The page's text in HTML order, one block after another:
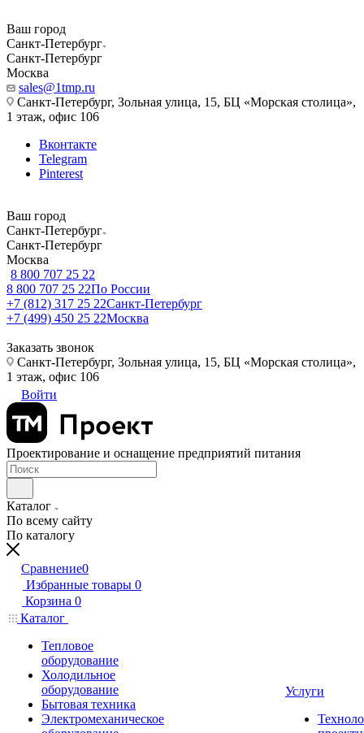
Ваш город
Санкт-Петербург
Санкт-Петербург
Москва
sales@1tmp.ru
Санкт-Петербург, Зольная улица, 15, БЦ «Морская столица»,
1 этаж, офис 106
Вконтакте
Telegram
Pinterest
Ваш город
Санкт-Петербург
Санкт-Петербург
Москва
8 800 707 25 22
8 800 707 25 22По России
+7 (812) 317 25 22Санкт-Петербург
+7 (499) 450 25 22Москва
Заказать звонок
Санкт-Петербург, Зольная улица, 15, БЦ «Морская столица»,
1 этаж, офис 106
Войти
Проектирование и оснащение предприятий питания
Каталог
По всему сайту
По каталогу
Сравнение0
Избранные товары 0
Корзина 0
Каталог
Тепловое
оборудование
Холодильное
оборудование
Бытовая техника
Электромеханическое
Услуги